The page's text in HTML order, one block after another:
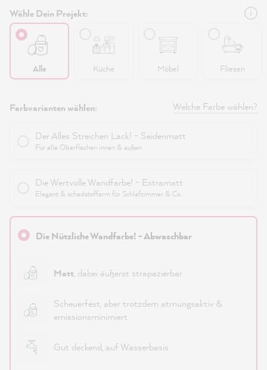
Wähle Dein Projekt:
Alle Küche Möbel Fliesen
Farbvarianten wählen: Welche Farbe wählen?
Der Alles Streichen Lack! - Seidenmatt
Für alle Oberflächen innen & außen
Die Wertvolle Wandfarbe! - Extramatt
Elegant & schadstoffarm für Schlafzimmer & Co.
Die Nützliche Wandfarbe! - Abwaschbar
Matt, dabei äußerst strapazierbar
Scheuerfest, aber trotzdem atmungsaktiv &
emissionsminimiert
Gut deckend, auf Wasserbasis